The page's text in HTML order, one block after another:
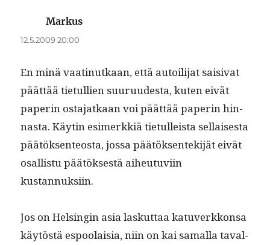
Markus
12.5.2009 20:00
En minä vaat­in­utkaan, että autoil­i­jat saisi­vat
päät­tää tietul­lien suu­ru­ud­es­ta, kuten eivät
paperin osta­jatkaan voi päät­tää paperin hin­
nas­ta. Käytin esimerkkiä tietulleista sel­l­ais­es­ta
päätök­sen­teosta, jos­sa päätök­sen­tek­i­jät eivät
osal­lis­tu päätök­ses­tä aiheutu­vi­in
kustannuksiin.
Jos on Helsin­gin asia laskut­taa katu­verkkon­sa
käytöstä espoolaisia, niin on kai samal­la taval­